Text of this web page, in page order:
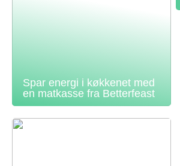
Spar energi i køkkenet med
en matkasse fra Betterfeast